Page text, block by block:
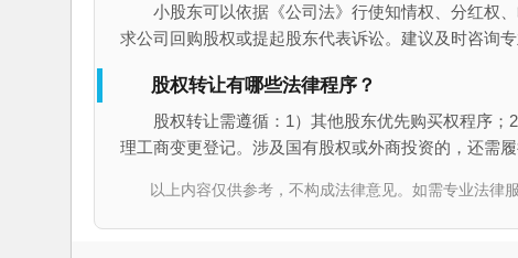
小股东可以依据《公司法》行使知情权、分红权
求公司回购股权或提起股东代表诉讼。建议及时咨询
股权转让有哪些法律程序？
股权转让需遵循：1）其他股东优先购买权程序
理工商变更登记。涉及国有股权或外商投资的，还需履
以上内容仅供参考，不构成法律意见。如需专业法